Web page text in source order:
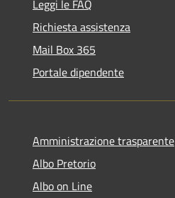
Leggi le FAQ
Richiesta assistenza
Mail Box 365
Portale dipendente
Amministrazione trasparente
Albo Pretorio
Albo on Line